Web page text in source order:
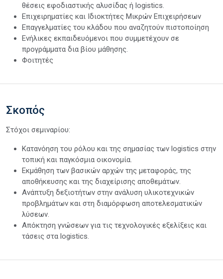
θέσεις εφοδιαστικής αλυσίδας ή logistics.
Επιχειρηματίες και Ιδιοκτήτες Μικρών Επιχειρήσεων
Επαγγελματίες του κλάδου που αναζητούν πιστοποίηση
Ενήλικες εκπαιδευόμενοι που συμμετέχουν σε
προγράμματα δια βίου μάθησης.
Φοιτητές
Σκοπός
Στόχοι σεμιναρίου:
Κατανόηση του ρόλου και της σημασίας των logistics στην
τοπική και παγκόσμια οικονομία.
Εκμάθηση των βασικών αρχών της μεταφοράς, της
αποθήκευσης και της διαχείρισης αποθεμάτων.
Ανάπτυξη δεξιοτήτων στην ανάλυση υλικοτεχνικών
προβλημάτων και στη διαμόρφωση αποτελεσματικών
λύσεων.
Απόκτηση γνώσεων για τις τεχνολογικές εξελίξεις και
τάσεις στα logistics.